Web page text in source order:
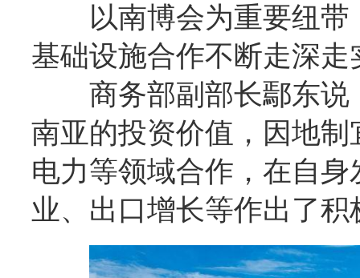
以南博会为重要纽
基础设施合作不断走深走
商务部副部长鄢东
南亚的投资价值，因地
电力等领域合作，在自
业、出口增长等作出了积